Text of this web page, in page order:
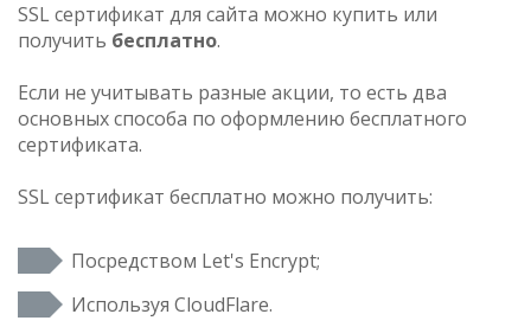
SSL сертификат для сайта можно купить или
получить бесплатно.
Если не учитывать разные акции, то есть два
основных способа по оформлению бесплатного
сертификата.
SSL сертификат бесплатно можно получить:
Посредством Let's Encrypt;
Используя CloudFlare.